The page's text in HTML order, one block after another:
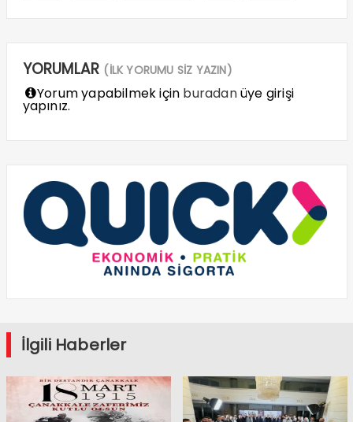
YORUMLAR (İLK YORUMU SİZ YAZIN)
Yorum yapabilmek için buradanüye girişi
yapınız.
İlgili Haberler